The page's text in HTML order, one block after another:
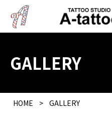
GALLERY
HOME > GALLERY